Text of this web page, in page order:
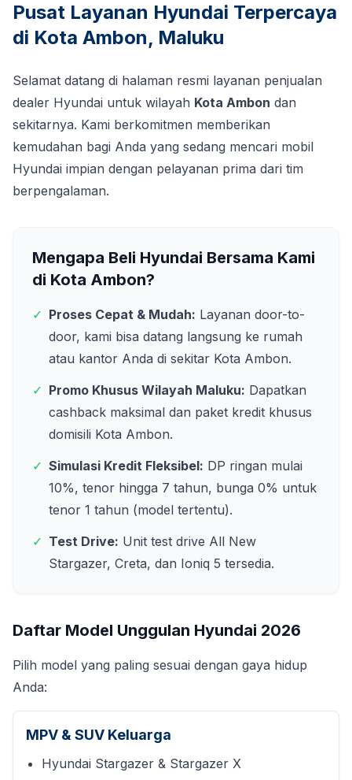
Pusat Layanan Hyundai Terpercaya
di Kota Ambon, Maluku
Selamat datang di halaman resmi layanan penjualan
dealer Hyundai untuk wilayah Kota Ambon dan
sekitarnya. Kami berkomitmen memberikan
kemudahan bagi Anda yang sedang mencari mobil
Hyundai impian dengan pelayanan prima dari tim
berpengalaman.
Mengapa Beli Hyundai Bersama Kami
di Kota Ambon?
✓ Proses Cepat & Mudah: Layanan door-to-
door, kami bisa datang langsung ke rumah
atau kantor Anda di sekitar Kota Ambon.
✓ Promo Khusus Wilayah Maluku: Dapatkan
cashback maksimal dan paket kredit khusus
domisili Kota Ambon.
✓ Simulasi Kredit Fleksibel: DP ringan mulai
10%, tenor hingga 7 tahun, bunga 0% untuk
tenor 1 tahun (model tertentu).
✓ Test Drive: Unit test drive All New
Stargazer, Creta, dan Ioniq 5 tersedia.
Daftar Model Unggulan Hyundai 2026
Pilih model yang paling sesuai dengan gaya hidup
Anda:
MPV & SUV Keluarga
Hyundai Stargazer & Stargazer X